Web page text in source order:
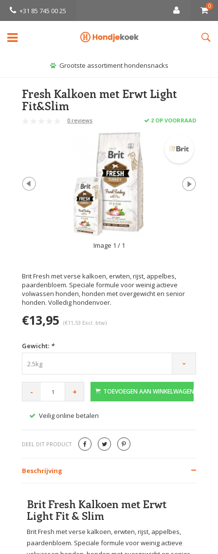
+31 85 745 00 25
0
Grootste assortiment hondensnacks
Fresh Kalkoen met Erwt Light
Fit&Slim
0 reviews 2 OP VOORRAAD
Image 1 / 1
Brit Fresh met verse kalkoen, erwten, rijst, appelbes,
paardenbloem. Speciale formule voor weinig actieve
volwassen honden, honden met overgewicht en senior
honden. Volledig hondenvoer.
€13,95 (€11,53 Excl. btw)
Gewicht: *
2.5kg
- + TOEVOEGEN AAN WINKELWAGEN
Veilig online betalen
DEEL DIT PRODUCT
Beschrijving
Brit Fresh Kalkoen met Erwt
Light Fit & Slim
Brit Fresh met verse kalkoen, erwten, rijst, appelbes,
paardenbloem. Speciale formule voor weinig actieve